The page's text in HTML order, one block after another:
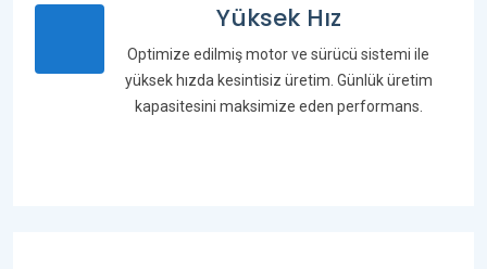
Yüksek Hız
Optimize edilmiş motor ve sürücü sistemi ile
yüksek hızda kesintisiz üretim. Günlük üretim
kapasitesini maksimize eden performans.